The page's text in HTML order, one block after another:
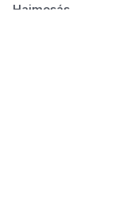
Hajmosás